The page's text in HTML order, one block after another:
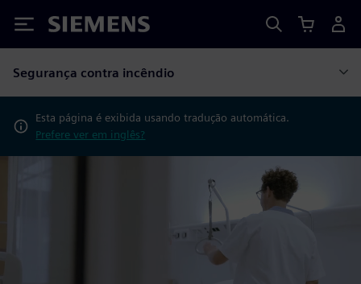
Siemens
Segurança contra incêndio
Esta página é exibida usando tradução automática.
Prefere ver em inglês?